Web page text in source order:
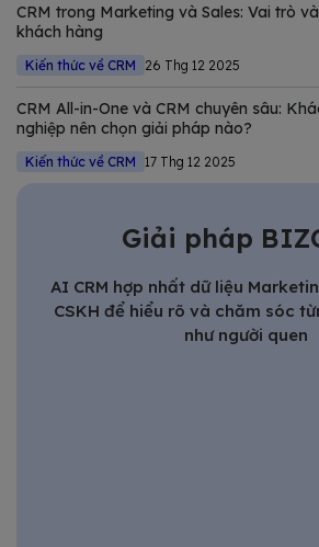
CRM trong Marketing và Sales: Vai trò
khách hàng
Kiến thức về CRM 26 Thg 12 2025
CRM All-in-One và CRM chuyên sâu:
nghiệp nên chọn giải pháp nào?
Kiến thức về CRM 17 Thg 12 2025
Giải pháp
AI CRM hợp nhất dữ liệu
CSKH để hiểu rõ và chăm sóc
như người quen